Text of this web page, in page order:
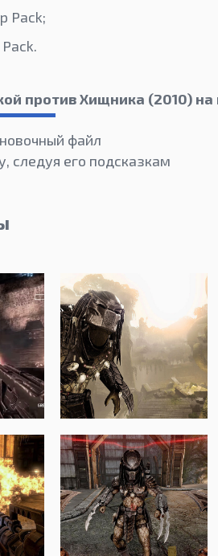
Pack;
против Хищника (2010)
файл
следуя его подсказкам